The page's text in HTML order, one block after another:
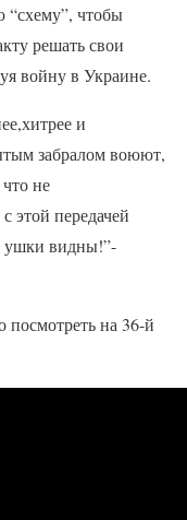
“схему”, чтобы
решать свои
войну в Украине.
и
забралом воюют,
не
этой передачей
ушки видны!”-
на 36-й